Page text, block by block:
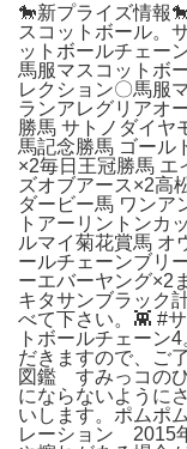
🐎新プライズ情報
スコットボール。
ットボールチェー
馬服マスコットボ
レクション〇馬服
ランアレグリアオ
勝馬 サトノダイヤ
馬記念勝馬 ゴール
×2毎日王冠勝馬 エ
ズオブアース×2高
ダービー馬 ワンア
トアーリン
ルマイ菊花賞馬 オ
ールチェーン
ーエバーヤン
キタサンブラック
べて下さい。👾 #
トボールチェーン
だきますので、ご
図鑑 すみっコの
にならないように
いします。ポム
レーション 2015